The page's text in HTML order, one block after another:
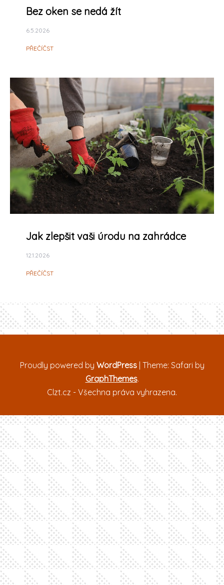
Bez oken se nedá žít
6.5.2026
PŘEČÍČST
Jak zlepšit vaši úrodu na zahrádce
12.1.2026
PŘEČÍČST
Proudly powered by WordPress Theme: Safari by
GraphThemes.
Clzt.cz - Všechna práva vyhrazena.